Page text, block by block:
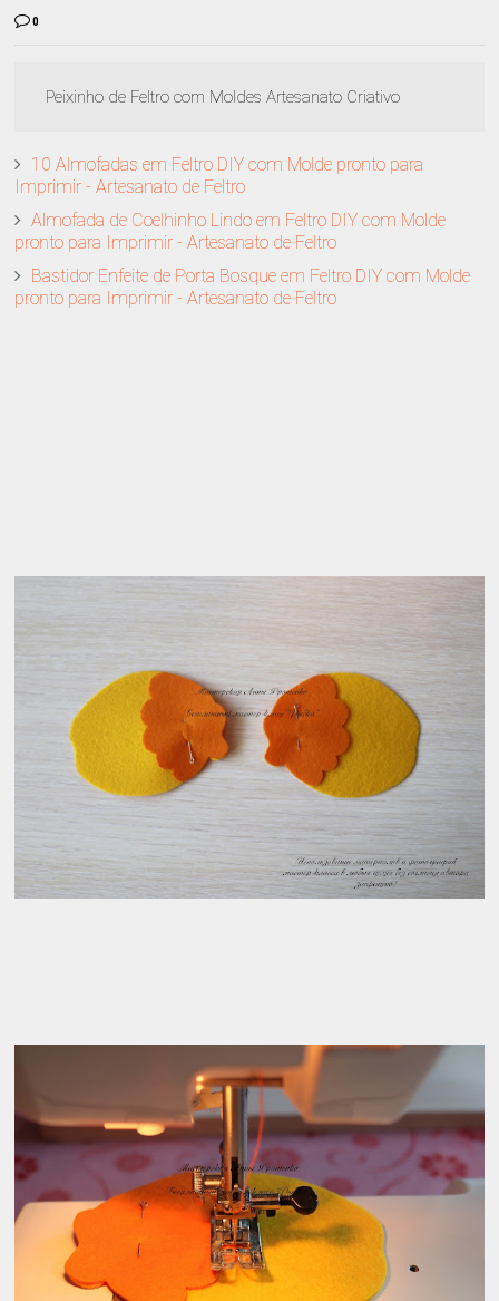
0
Peixinho de Feltro com Moldes Artesanato Criativo
10 Almofadas em Feltro DIY com Molde pronto para
Imprimir - Artesanato de Feltro
Almofada de Coelhinho Lindo em Feltro DIY com Molde
pronto para Imprimir - Artesanato de Feltro
Bastidor Enfeite de Porta Bosque em Feltro DIY com Molde
pronto para Imprimir - Artesanato de Feltro